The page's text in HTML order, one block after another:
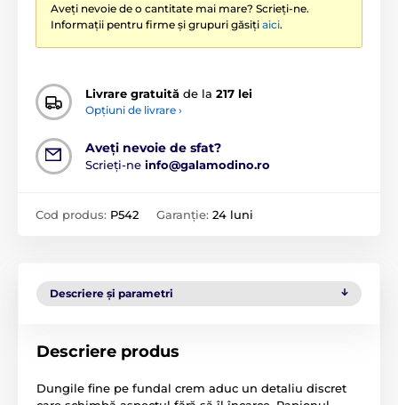
Aveți nevoie de o cantitate mai mare? Scrieți-ne.
Informații pentru firme și grupuri găsiți aici.
Livrare gratuită de la 217 lei
Opțiuni de livrare ›
Aveți nevoie de sfat?
Scrieți-ne info@galamodino.ro
Cod produs: P542 Garanție: 24 luni
Descriere și parametri
Descriere produs
Dungile fine pe fundal crem aduc un detaliu discret